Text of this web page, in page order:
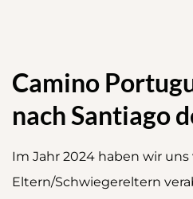
Camino
nach Santiago
Im Jahr 2024 haben wir
Eltern/Schwiegereltern